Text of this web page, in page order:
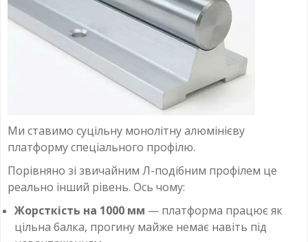
Ми ставимо суцільну монолітну алюмінієву
платформу спеціального профілю.
Порівняно зі звичайним Л-подібним профілем це
реально інший рівень. Ось чому:
Жорсткість на 1000 мм — платформа працює як
цільна балка, прогину майже немає навіть під